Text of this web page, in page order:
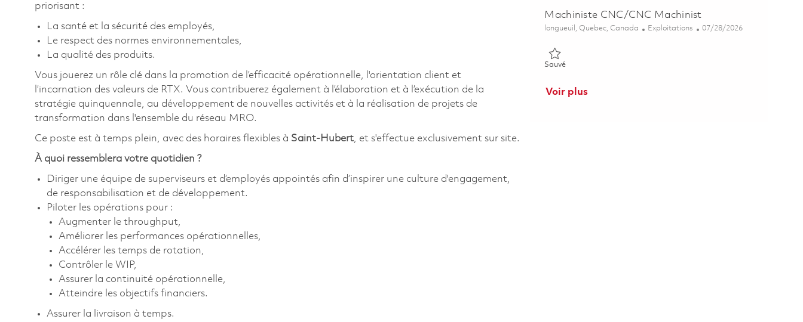
priorisant :
La santé et la sécurité des employés,
Le respect des normes environnementales,
La qualité des produits.
Vous jouerez un rôle clé dans la promotion de l’efficacité opérationnelle, l'orientation client et
l’incarnation des valeurs de RTX. Vous contribuerez également à l’élaboration et à l’exécution de la
stratégie quinquennale, au développement de nouvelles activités et à la réalisation de projets de
transformation dans l'ensemble du réseau MRO.
Ce poste est à temps plein, avec des horaires flexibles à Saint-Hubert, et s'effectue exclusivement sur site.
À quoi ressemblera votre quotidien ?
Diriger une équipe de superviseurs et d’employés appointés afin d’inspirer une culture d'engagement,
de responsabilisation et de développement.
Piloter les opérations pour :
Augmenter le throughput,
Améliorer les performances opérationnelles,
Accélérer les temps de rotation,
Contrôler le WIP,
Assurer la continuité opérationnelle,
Atteindre les objectifs financiers.
Assurer la livraison à temps.
Machiniste CNC/CNC Machinist
Emplacement
longueuil, Quebec, Canada Catégorie
Exploitations Posted Date
07/28/2026
SauvéSauvé Machiniste CNC/CNC Machinist 01828305
Voir plus